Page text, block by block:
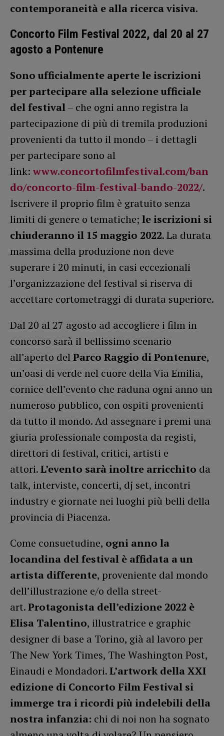
contemporaneità e alla ricerca visiva.
Concorto Film Festival 2022, dal 20 al 27
agosto a Pontenure
Sono ufficialmente aperte le iscrizioni
per partecipare alla selezione ufficiale
del festival– che ogni anno registra la
partecipazione di più di tremila produzioni
provenienti da tutto il mondo – i dettagli
per partecipare sono al
link: www.concortofilmfestival.com/ban
do/concorto-film-festival-bando-2022/.
Iscrivere il proprio film è gratuito senza
limiti di genere o tematiche; le iscrizioni si
chiuderanno il 15 maggio 2022. La durata
massima della produzione non deve
superare i 20 minuti, in casi eccezionali
l’organizzazione del festival si riserva di
accettare cortometraggi di durata superiore.
Dal 20 al 27 agosto ad accogliere i film in
concorso sarà il bellissimo scenario
all’aperto del Parco Raggio di Pontenure,
un’oasi di verde nel cuore della Via Emilia,
cornice dell’evento che raduna ogni anno un
numeroso pubblico, con ospiti provenienti
da tutto il mondo. Ad assegnare i premi una
giuria professionale composta da registi,
direttori di festival, critici, artisti e
attori.L’evento sarà inoltre arricchito da
talk, interviste, concerti, dj set, incontri
industry e giornate nei luoghi più belli della
provincia di Piacenza.
Come consuetudine, ogni anno la
locandina del festival è affidata a un
artista differente, proveniente dal mondo
dell’illustrazione e/o della street-
art.Protagonista dell’edizione 2022 è
Elisa Talentino, illustratrice e graphic
designer di base a Torino, già al lavoro per
The New York Times, The Washington Post,
Einaudi e Mondadori.L’artwork della XXI
edizione di Concorto Film Festival si
immerge tra i ricordi più indelebili della
nostra infanzia: chi di noi non ha sognato